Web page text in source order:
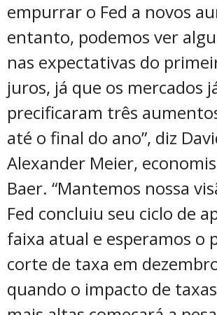
empurrar o Fed a novos
entanto, podemos ver
nas expectativas do
juros, já que os mercados
precificaram três
até o final do ano”, diz
Alexander Meier,
Baer. “Mantemos nossa
Fed concluiu seu ciclo de
faixa atual e esperamos o
corte de taxa em
quando o impacto de